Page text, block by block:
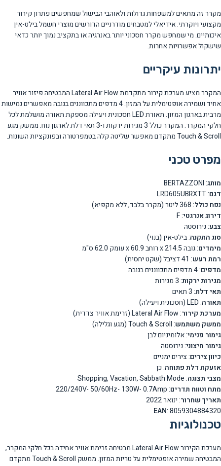
מקרר זה מתאים למשפחות גדולות ולאוהבי הבישול שמחפשים פתרון קירור
מקצועי ויוקרתי. אידיאלי למטבחים מודרניים הדורשים מוצרי חשמל בילט-אין
איכותיים. מי שמחפש מקרר חסכוני יותר באנרגיה או בתקציב נמוך יותר כדאי
שישקול אפשרויות אחרות.
יתרונות עיקריים
המקרר מציע מערכת קירור מתקדמת Lateral Air Flow המבטיחה פיזור אוויר
אחיד ושמירה אופטימלית על המזון. 4 מדפים מתכווננים בגובה מאפשרים גמישות
מרבית בארגון המזון. תאורת LED חסכונית ויעילה מספקת תאורה מושלמת לכל
חלקי המקרר. המקרר כולל 3 מגירות ירקות ו-3 תאי דלת לארגון נוח. ממשק מגע
Touch & Scroll מתקדם מאפשר שליטה קלה בטמפרטורה ובפונקציות השונות.
מפרט טכני
מותג: BERTAZZONI
דגם: LRD605UBRXTT
נפח כולל: 368 ליטר (מקרר בלבד, ללא מקפיא)
דירוג אנרגטי: F
צבע: נירוסטה
סוג התקנה: בילט-אין (בנוי)
מימדים: גובה 214.5 x רוחב 60.9 x עומק 62.0 ס"מ
רמת רעש: 41 דציבל (שקט יחסית)
מדפים: 4 מדפים מתכווננים בגובה
מגירות ירקות: 3 מגירות
תאי דלת: 3 תאים
תאורה: LED (חסכונית ויעילה)
מערכת קירור: Lateral Air Flow (זרימת אוויר צדדית)
ממשק משתמש: Touch & Scroll (מגע וגלילה)
גימור פנימי: אלומיניום לבן
גימור חיצוני: נירוסטה
כיוון צירים: צירים ימניים
אזעקת דלת פתוחה: כן
מצבי תצוגה: Shopping, Vacation, Sabbath Mode
מתח וטווח תדרים: 220/240V- 50/60Hz- 130W- 0.7Amp
תאריך שחרור: ינואר 2022
EAN: 8059304884320
טכנולוגיות
מערכת הקירור Lateral Air Flow מבטיחה זרימת אוויר אחידה בכל חלקי המקרר,
המבטיחה שמירה אופטימלית על טריות המזון. ממשק Touch & Scroll מתקדם